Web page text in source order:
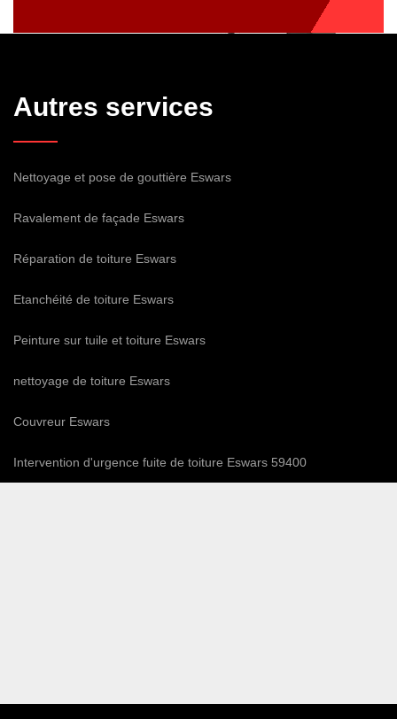
Autres services
Nettoyage et pose de gouttière Eswars
Ravalement de façade Eswars
Réparation de toiture Eswars
Etanchéité de toiture Eswars
Peinture sur tuile et toiture Eswars
nettoyage de toiture Eswars
Couvreur Eswars
Intervention d'urgence fuite de toiture Eswars 59400